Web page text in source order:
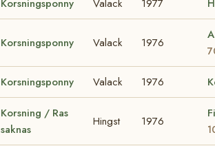
Korsningsponny Valack 1977
Korsningsponny Valack 1976
Korsningsponny Valack 1976
Korsning / Ras
saknas
Hingst 1976